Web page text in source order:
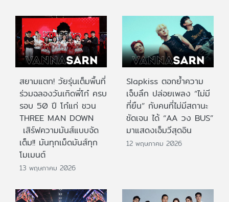
สยามแตก! วัยรุ่นเต็มพื้นที่
ร่วมฉลองวันเกิดพี่โก๋ ครบ
รอบ 50 ปี โก๋แก่ ชวน
THREE MAN DOWN
เสิร์ฟความมันส์แบบจัด
เต็ม!! มันทุกเม็ดมันส์ทุก
โมเมนต์
13 พฤษภาคม 2026
Slapkiss ตอกย้ำความ
เจ็บลึก ปล่อยเพลง “ไม่มี
ที่ยืน” กับคนที่ไม่มีสถานะ
ชัดเจน ได้ “AA วง BUS”
มาแสดงเอ็มวีสุดอิน
12 พฤษภาคม 2026